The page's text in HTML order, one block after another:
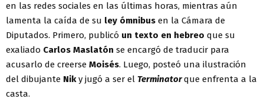
en las redes sociales en las últimas horas, mientras aún
lamenta la caída de su ley ómnibus en la Cámara de
Diputados. Primero, publicó un texto en hebreo que su
exaliado Carlos Maslatón se encargó de traducir para
acusarlo de creerse Moisés. Luego, posteó una ilustración
del dibujante Niky jugó a ser el Terminatorque enfrenta a la
casta.